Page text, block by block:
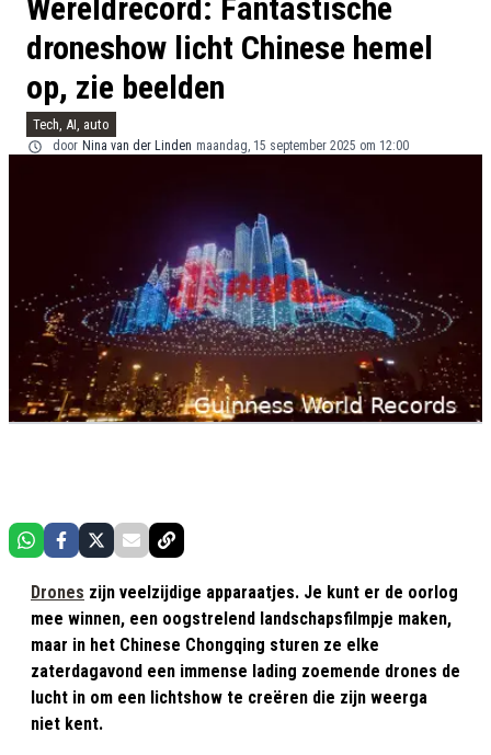
Wereldrecord: Fantastische
droneshow licht Chinese hemel
op, zie beelden
Tech, AI, auto
door Nina van der Linden maandag, 15 september 2025 om 12:00
Drones zijn veelzijdige apparaatjes. Je kunt er de oorlog
mee winnen, een oogstrelend landschapsfilmpje maken,
maar in het Chinese Chongqing sturen ze elke
zaterdagavond een immense lading zoemende drones de
lucht in om een lichtshow te creëren die zijn weerga
niet kent.